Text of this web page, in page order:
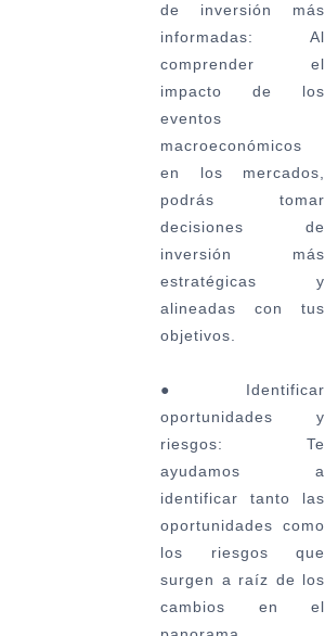
de inversión más
informadas:
Al
comprender el
impacto de los
eventos
macroeconómicos
en los mercados,
podrás tomar
decisiones de
inversión más
estratégicas y
alineadas con tus
objetivos.
● Identificar
oportunidades y
riesgos:
Te
ayudamos a
identificar tanto las
oportunidades como
los riesgos que
surgen a raíz de los
cambios en el